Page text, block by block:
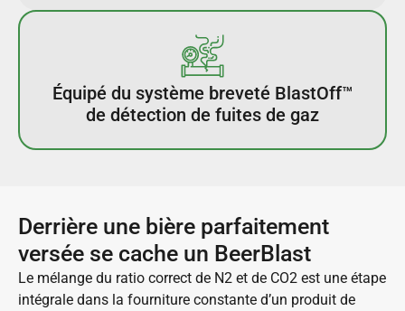
Équipé du système breveté BlastOff™
de détection de fuites de gaz
Derrière une bière parfaitement
versée se cache un BeerBlast
Le mélange du ratio correct de N2 et de CO2 est une étape
intégrale dans la fourniture constante d’un produit de